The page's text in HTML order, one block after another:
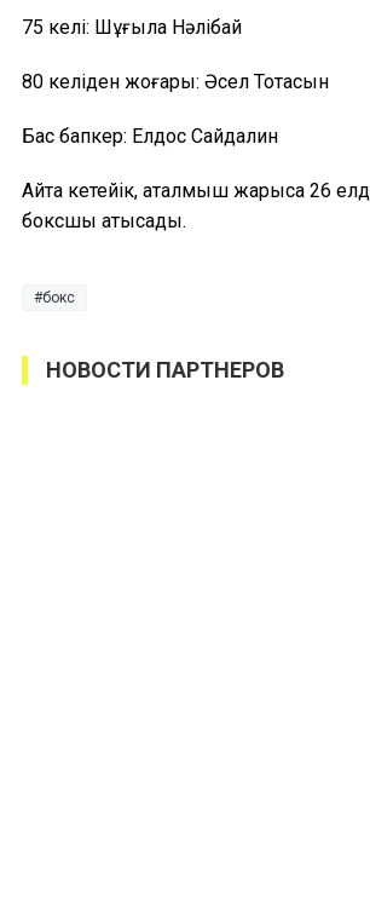
75 келі: Шұғыла Нәлібай
80 келіден жоғары: Әсел Тоқтасын
Бас бапкер: Елдос Сайдалин
Айта кетейік, аталмыш жарысқа 26
боксшы қатысады.
бокс
НОВОСТИ ПАРТНЕРОВ